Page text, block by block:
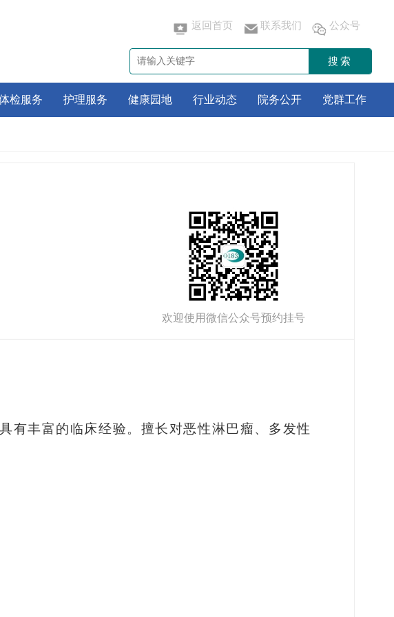
返回首页 联系我们 公众号
搜索
检服务 护理服务 健康园地 行业动态 院务公开 党群工作
欢迎使用微信公众号预约挂号
有丰富的临床经验。擅长对恶性淋巴瘤、多发性